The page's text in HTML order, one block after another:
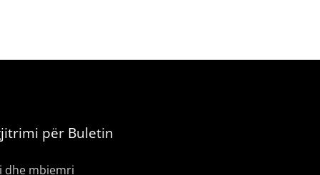
për Buletin
dhe mbiemri